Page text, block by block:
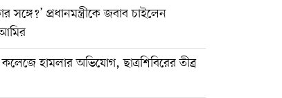
সঙ্গে?’ প্রধানমন্ত্রীকে জবাব চাইলেন
হামলার অভিযোগ, ছাত্রশিবিরের তীব্র